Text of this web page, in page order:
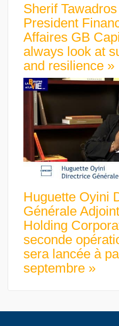
Sherif
President
Affaires GB
always look at
and resilience »
Huguette Oyini
Générale
Holding
seconde
sera lancée à
septembre »